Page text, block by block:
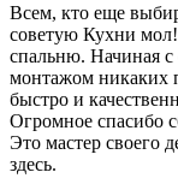
Всем, кто еще
советую Кухни
спальню. Начиная с
монтажом никаких
быстро и
Огромное спасибо
Это мастер своего
здесь.